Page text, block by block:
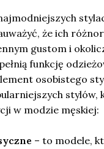
że ich
gustom i
funkcję
osobistego
stylów,
w modzie męskiej:
– to modele,